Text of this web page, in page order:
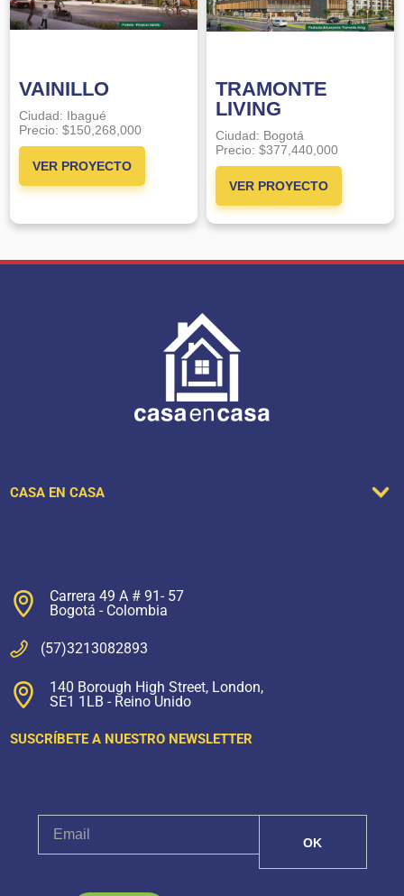
VAINILLO
Ciudad: Ibagué
Precio:$150,268,000
VER PROYECTO
TRAMONTE
LIVING
Ciudad: Bogotá
Precio: $377,440,000
VER PROYECTO
CASA EN CASA
Carrera 49 A # 91- 57
Bogotá - Colombia
(57)3213082893
140 Borough High Street, London,
SE1 1LB - Reino Unido
SUSCRÍBETE A NUESTRO NEWSLETTER